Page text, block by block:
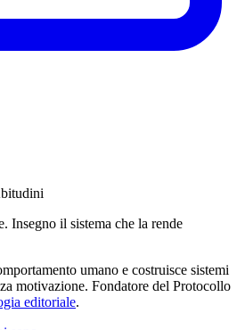
Insegno il sistema che la rende
umano e costruisce sistemi
motivazione. Fondatore del Protocollo
editoriale.